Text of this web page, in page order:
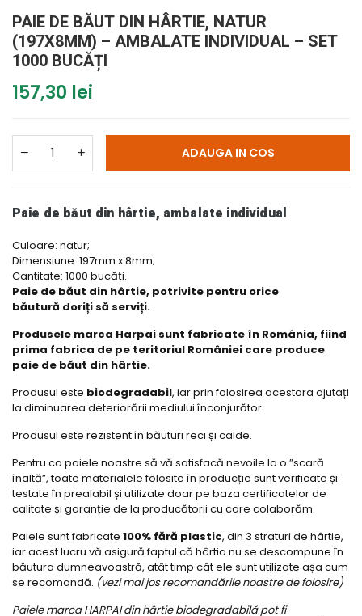
PAIE DE BĂUT DIN HÂRTIE, NATUR
(197X8MM) – AMBALATE INDIVIDUAL – SET
1000 BUCĂȚI
157,30 lei
ADAUGA IN COS
Paie de băut din hârtie, ambalate individual
Culoare: natur;
Dimensiune: 197mm x 8mm;
Cantitate: 1000 bucăți.
Paie de băut din hârtie, potrivite pentru orice
băutură doriți să serviți.
Produsele marca Harpai sunt fabricate în România, fiind
prima fabrica de pe teritoriul României care produce
paie de băut din hârtie.
Produsul este biodegradabil, iar prin folosirea acestora ajutați
la diminuarea deteriorării mediului înconjurător.
Produsul este rezistent în băuturi reci și calde.
Pentru ca paiele noastre să vă satisfacă nevoile la o ”scară
înaltă”, toate materialele folosite în producție sunt verificate și
testate în prealabil și utilizate doar pe baza certificatelor de
calitate și garanție de la producătorii cu care colaborăm.
Paiele sunt fabricate 100% fără plastic, din 3 straturi de hârtie,
iar acest lucru vă asigură faptul că hârtia nu se descompune în
băutura dumneavoastră, atât timp cât ele sunt utilizate așa cum
se recomandă. (vezi mai jos recomandările noastre de folosire)
Paiele marca HARPAI din hârtie biodegradabilă pot fi